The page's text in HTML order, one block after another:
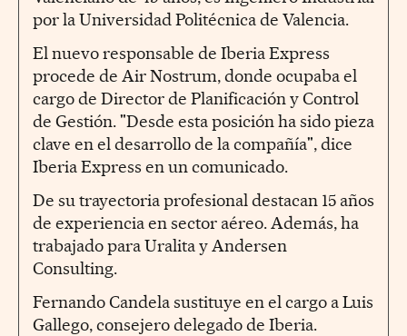
por la Universidad Politécnica de Valencia.
El nuevo responsable de Iberia Express
procede de Air Nostrum, donde ocupaba el
cargo de Director de Planificación y Control
de Gestión. "Desde esta posición ha sido pieza
clave en el desarrollo de la compañía", dice
Iberia Express en un comunicado.
De su trayectoria profesional destacan 15 años
de experiencia en sector aéreo. Además, ha
trabajado para Uralita y Andersen
Consulting.
Fernando Candela sustituye en el cargo a Luis
Gallego, consejero delegado de Iberia.